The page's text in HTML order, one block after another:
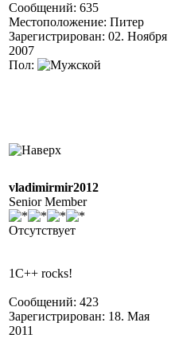
Сообщений: 635
Местоположение: Питер
Зарегистрирован: 02. Ноября
2007
Пол:
vladimirmir2012
Senior Member
Отсутствует
1C++ rocks!
Сообщений: 423
Зарегистрирован: 18. Мая
2011